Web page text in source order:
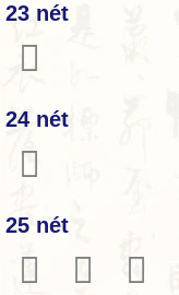
23 nét
𦦺
24 nét
𦦻
25 nét
𤓟 𦦼 𦦾